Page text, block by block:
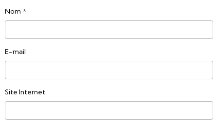
Nom
E-mail
Site Internet